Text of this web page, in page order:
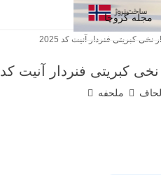
لحاف
ملحفه
مجله گروچا
کبریتی فنردار آنیت کد 2025
فنردار آنیت کد 2025